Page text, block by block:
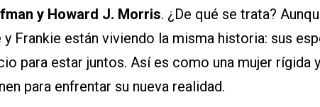
y Howard J. Morris. ¿De qué se trata?
y Frankie están viviendo la misma historia: sus
para estar juntos. Así es como una mujer rígida
para enfrentar su nueva realidad.